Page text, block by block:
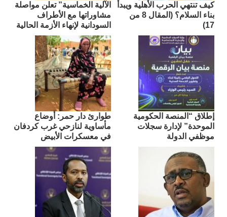
كيف تنتهي الحرب الأهلية ويبدأ
بناء السلام؟ (المقال 8 من
17)
الآلية الخماسية” تعلن مواصلة
مشاوراتها مع الأطراف
السودانية لإنهاء الأزمة الحالية
إطلاق “المنصة الحكومية
الموحدة” لإدارة سجلات
موظفي الدولة
طوارئ دار حمر: أوضاع
مأساوية لنازحي غرب كردفان
في معسكرات الأبيض